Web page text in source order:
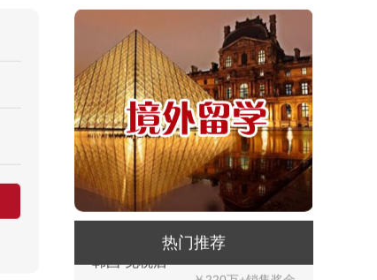
热门推荐
新西兰-按摩师
￥200纽币/天+提成
荷兰-中餐厨师
￥税后月薪2100欧
韩国-烤鸭师傅
￥260-350万韩币
新加坡-火锅店店长
￥3300-3666新（人民币1800-
20000）
韩国-免税店
￥220万+销售奖金
新西兰-农业工